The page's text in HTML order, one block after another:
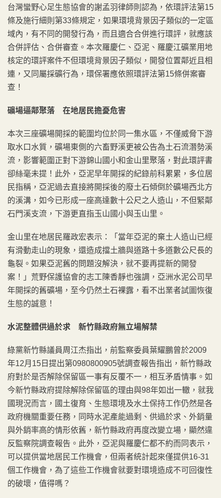
台灣蠻野心足生態協會的謝孟羽律師則認為，依環評法第15
條及施行細則第33條規定，如果環境背景因子類似的一定區
域內，有不同的開發行為，而且適合合併進行環評，就應該
合併評估、合併審查。本次羅慶仁、亞泥、羅慶江礦業用地
核定的環評案件不但環境背景因子類似，開發位置鄰近且相
連，又同屬採礦行為，環保署應依照環評法第15條併案審
查！
礦場逼鄰聚落 在地居民擔憂危害
本次三座礦場開採的範圍均位於同一集水區，不僅威脅下游
取水口水質，礦場東側的六畜野溪更被公告為土石流潛勢溪
流，影響範圍正對下游錦山國小和金山里聚落，對此環評書
卻絲毫未提！此外，亞泥早年開採的紀錄前科累累，多位居
民指稱，亞泥過去直接將開採後的廢土石傾倒於礦場西北方
的溪溝，如今已形成一座高達數十公尺之人造山，不但緊鄰
石門溪支流，下游更直指玉山國小與玉山里。
金山里在地居民羅政宏表示：「當年亞泥的棄土人造山已經
有滑動走山的現象，還造成擋土牆與道路十多道數公尺長的
龜裂。如果亞泥舊的問題沒解決，就不要再提新的開發
案！」荒野保護協會的志工陳香靜也強調，亞洲水泥公司早
年開採的舊礦場，至今仍然土石裸露，看不出業者試圖恢復
生態的誠意！
水泥整體供過於求 新竹縣政府無立場解禁
綠黨新竹縣議員周江杰指出，前監察委員葉耀鵬曾於2009
年12月15日提出第0980800905號調查報告指出，新竹縣政
府對於是否解除保留區一事有反覆不一，相互矛盾情事。如
今新竹縣政府提除解除保留區的理由與98年如出一轍，就我
國現況而言，國土復育、生態環境及水土保持工作仍然是各
政府機關重要任務，同時水泥產能過剩、供過於求、外銷量
與外銷率高的情形依舊，新竹縣政府再度改變立場，顯然違
反監察院調查報告。此外，亞泥與羅慶仁都不約而同表示，
可以提供當地居民工作機會，但兩者統計起來僅提供16-31
個工作機會，為了這些工作機會就要對環境造成不可回復性
的破壞，值得嗎？